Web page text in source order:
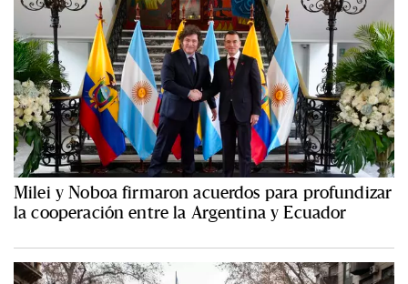
Milei y Noboa firmaron acuerdos para profundizar
la cooperación entre la Argentina y Ecuador